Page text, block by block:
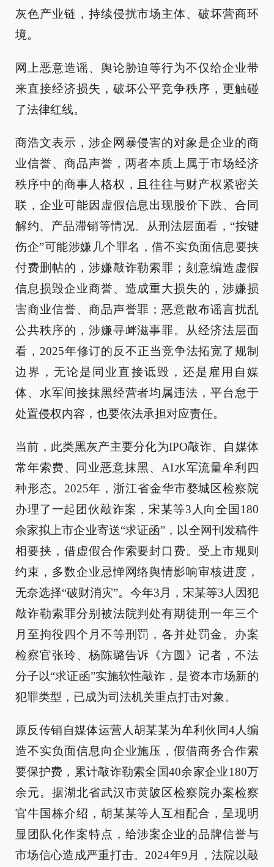
灰色产业链，持续侵扰市场主体、破坏营商环
境。
网上恶意造谣、舆论胁迫等行为不仅给企业带
来直接经济损失，破坏公平竞争秩序，更触碰
了法律红线。
商浩文表示，涉企网暴侵害的对象是企业的商
业信誉、商品声誉，两者本质上属于市场经济
秩序中的商事人格权，且往往与财产权紧密关
联，企业可能因虚假信息出现股价下跌、合同
解约、产品滞销等情况。从刑法层面看，“按键
伤企”可能涉嫌几个罪名，借不实负面信息要挟
付费删帖的，涉嫌敲诈勒索罪；刻意编造虚假
信息损毁企业商誉、造成重大损失的，涉嫌损
害商业信誉、商品声誉罪；恶意散布谣言扰乱
公共秩序的，涉嫌寻衅滋事罪。从经济法层面
看，2025年修订的反不正当竞争法拓宽了规制
边界，无论是同业直接诋毁，还是雇用自媒
体、水军间接抹黑经营者均属违法，平台怠于
处置侵权内容，也要依法承担对应责任。
当前，此类黑灰产主要分化为IPO敲诈、自媒体
常年索费、同业恶意抹黑、AI水军流量牟利四
种形态。2025年，浙江省金华市婺城区检察院
办理了一起团伙敲诈案，宋某等3人向全国180
余家拟上市企业寄送“求证函”，以全网刊发稿件
相要挟，借虚假合作索要封口费。受上市规则
约束，多数企业忌惮网络舆情影响审核进度，
无奈选择“破财消灾”。今年3月，宋某等3人因犯
敲诈勒索罪分别被法院判处有期徒刑一年三个
月至拘役四个月不等刑罚，各并处罚金。办案
检察官张玲、杨陈璐告诉《方圆》记者，不法
分子以“求证函”实施软性敲诈，是资本市场新的
犯罪类型，已成为司法机关重点打击对象。
原反传销自媒体运营人胡某某为牟利伙同4人编
造不实负面信息向企业施压，假借商务合作索
要保护费，累计敲诈勒索全国40余家企业180万
余元。据湖北省武汉市黄陂区检察院办案检察
官牛国栋介绍，胡某某等人互相配合，呈现明
显团队化作案特点，给涉案企业的品牌信誉与
市场信心造成严重打击。2024年9月，法院以敲